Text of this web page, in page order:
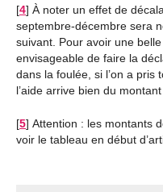
[4] À noter un effet de
septembre-décembre sera
suivant. Pour avoir une
envisageable de faire la
dans la foulée, si l’on a pris
l’aide arrive bien du
[5] Attention : les montants
voir le tableau en début